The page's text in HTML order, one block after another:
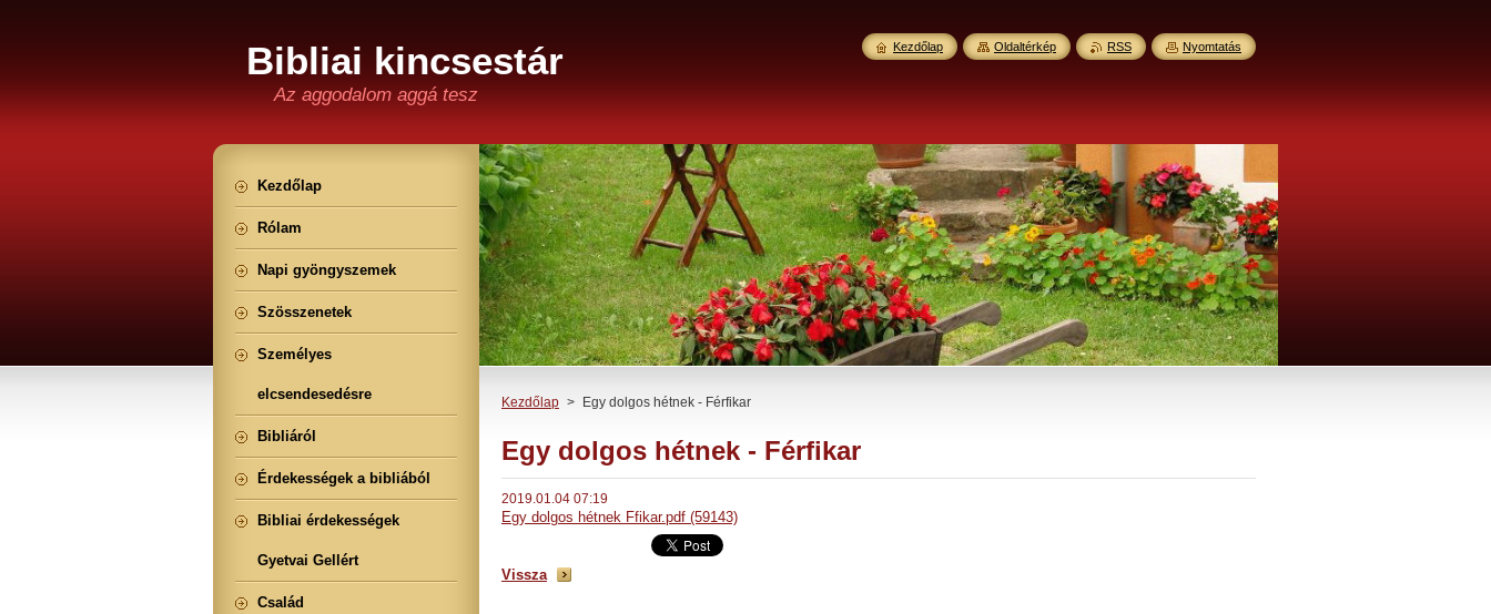
Bibliai kincsestár
Az aggodalom aggá tesz
Kezdőlap > Egy dolgos hétnek - Férfikar
Egy dolgos hétnek - Férfikar
2019.01.04 07:19
Egy dolgos hétnek Ffikar.pdf (59143)
Vissza
Kezdőlap
Rólam
Napi gyöngyszemek
Szösszenetek
Személyes
elcsendesedésre
Bibliáról
Érdekességek a bibliából
Bibliai érdekességek
Gyetvai Gellért
Család
Kezdőlap Oldaltérkép RSS Nyomtatás